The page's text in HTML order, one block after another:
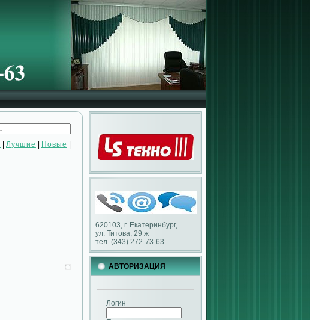
Лучшие Новые
620103, г. Екатеринбург,
ул. Титова, 29 ж
тел. (343) 272-73-63
АВТОРИЗАЦИЯ
Логин